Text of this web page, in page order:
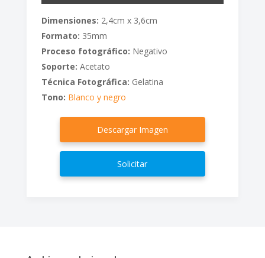
Dimensiones: 2,4cm x 3,6cm
Formato: 35mm
Proceso fotográfico: Negativo
Soporte: Acetato
Técnica Fotográfica: Gelatina
Tono: Blanco y negro
Descargar Imagen
Solicitar